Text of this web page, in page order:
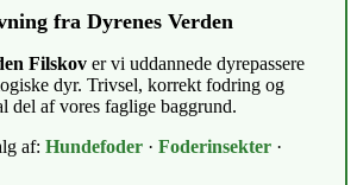
fra Dyrenes Verden
Filskov er vi uddannede dyrepassere
dyr. Trivsel, korrekt fodring og
del af vores faglige baggrund.
af: Hundefoder · Foderinsekter ·